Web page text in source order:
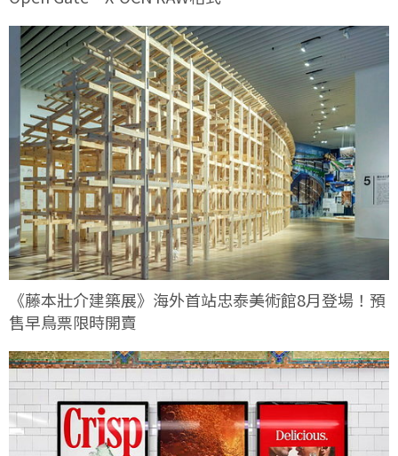
《藤本壯介建築展》海外首站忠泰美術館8月登場！預
售早鳥票限時開賣